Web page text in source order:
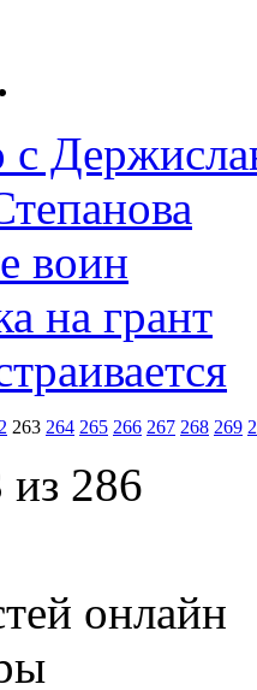
с
воин
на грант
263 264 265 266 267 268 269
286
онлайн